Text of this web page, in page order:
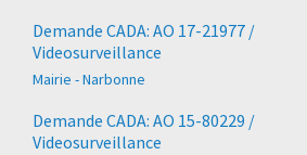
Demande CADA: AO 17-21977 /
Videosurveillance
Mairie - Narbonne
Demande CADA: AO 15-80229 /
Videosurveillance